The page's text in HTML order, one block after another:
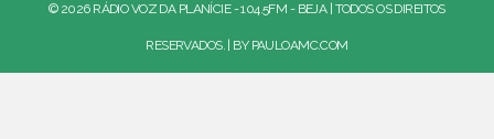
© 2026 RÁDIO VOZ DA PLANÍCIE - 104.5FM - BEJA | TODOS OS DIREITOS
RESERVADOS. | BY PAULOAMC.COM